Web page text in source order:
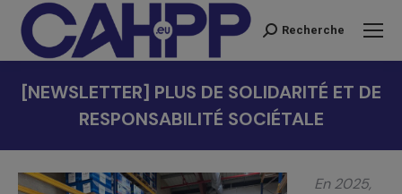
Recherche
Recherche
[NEWSLETTER] PLUS DE SOLIDARITÉ ET DE
RESPONSABILITÉ SOCIÉTALE
En 2025,